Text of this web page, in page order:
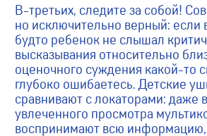
В-третьих, следите за собой!
но исключительно верный: если
будто ребенок не слышал
высказывания относительно
оценочного суждения какой-то
глубоко ошибаетесь. Детские
сравнивают с локаторами: даже
увлеченного просмотра
воспринимают всю